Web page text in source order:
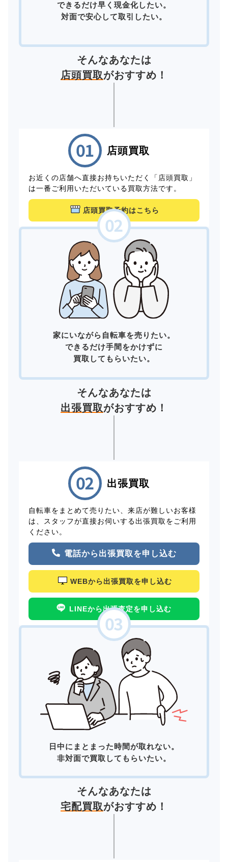
できるだけ早く現金化したい。
対面で安心して取引したい。
そんなあなたは
店頭買取がおすすめ！
店頭買取
お近くの店舗へ直接お持ちいただく「店頭買取」
は一番ご利用いただいている買取方法です。
店頭買取予約はこちら
家にいながら自転車を売りたい。
できるだけ手間をかけずに
買取してもらいたい。
そんなあなたは
出張買取がおすすめ！
出張買取
自転車をまとめて売りたい、来店が難しいお客様
は、スタッフが直接お伺いする出張買取をご利用
ください。
電話から出張買取を申し込む
WEBから出張買取を申し込む
LINEから出張査定を申し込む
日中にまとまった時間が取れない。
非対面で買取してもらいたい。
そんなあなたは
宅配買取がおすすめ！